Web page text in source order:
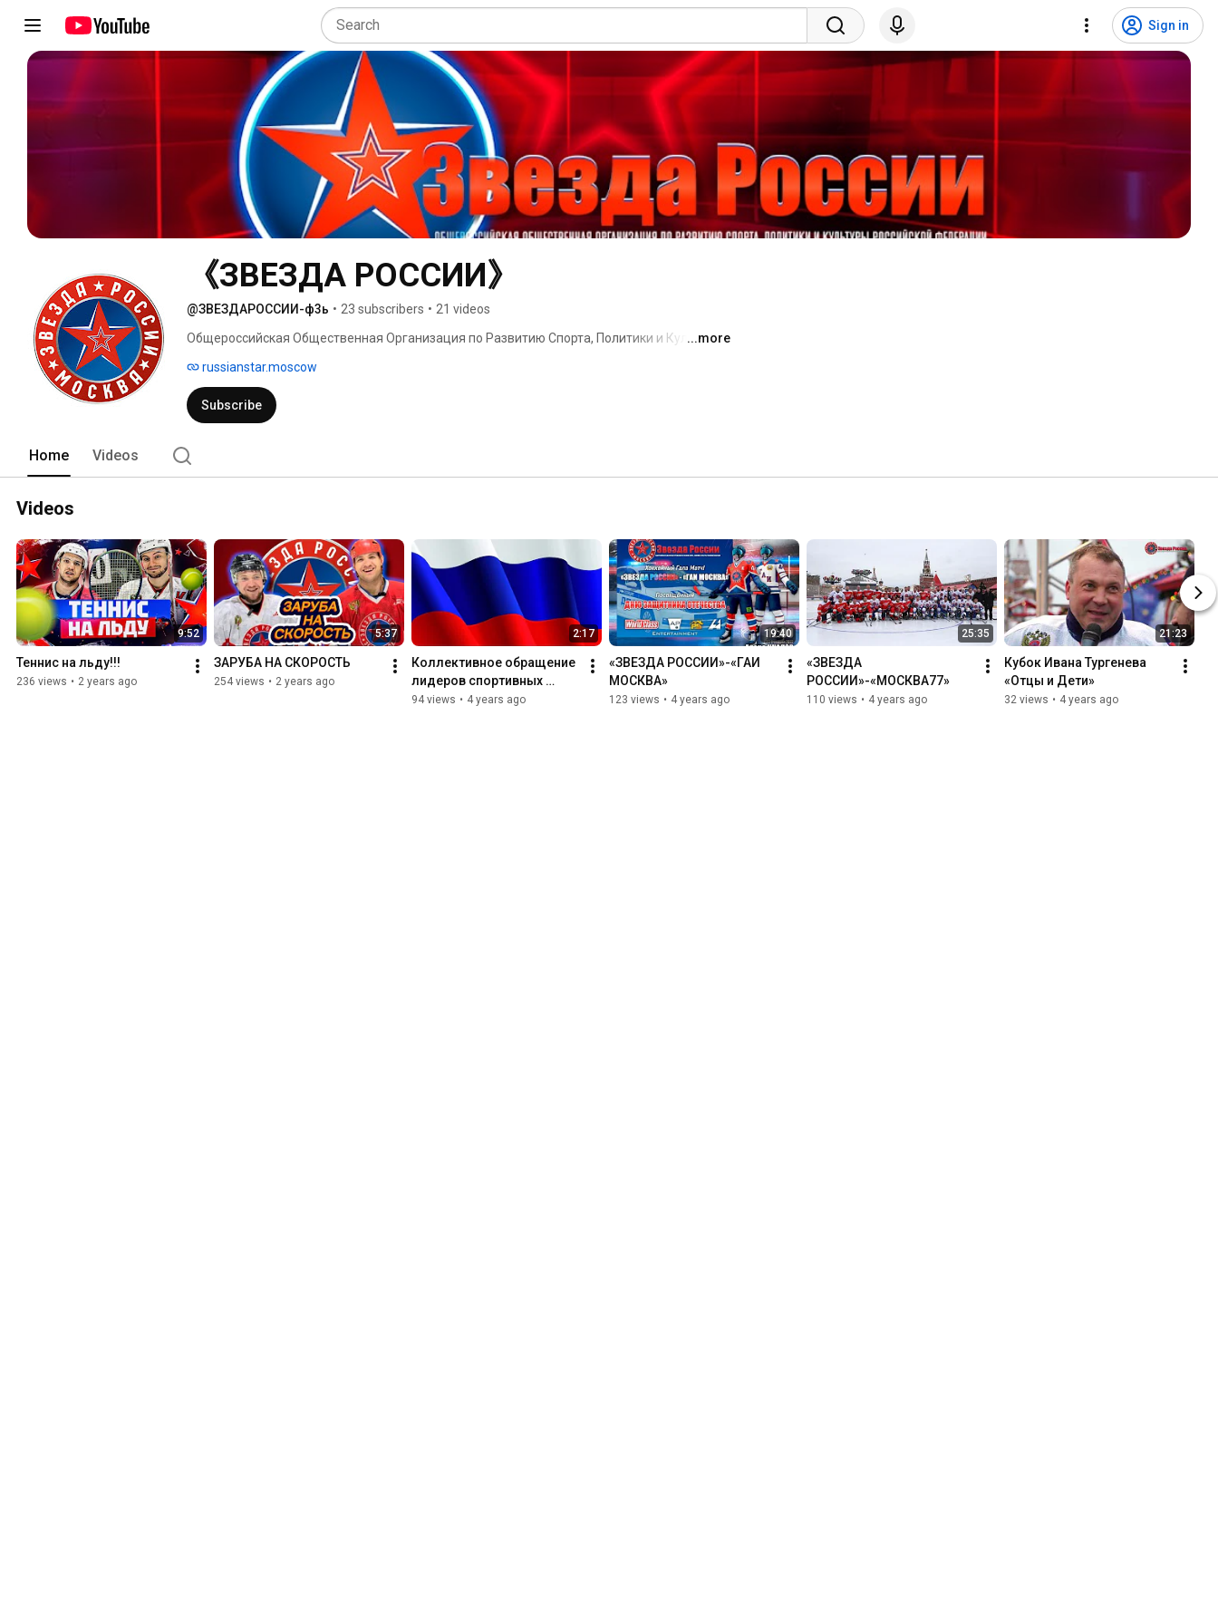
Sign in
《ЗВЕЗДА РОССИИ》
@ЗВЕЗДАРОССИИ-ф3ь • 23 subscribers • 21 videos
Общероссийская Общественная Организация по Развитию Спорта, Политики и Культуры
...more
russianstar.moscow
Subscribe
Home Videos
Videos
9:52
Теннис на льду!!!
236 views • 2 years ago
5:37
ЗАРУБА НА СКОРОСТЬ
254 views • 2 years ago
2:17
Коллективное обращение
лидеров спортивных
сообществ
94 views • 4 years ago
19:40
«ЗВЕЗДА РОССИИ»-«ГАИ
МОСКВА»
123 views • 4 years ago
25:35
«ЗВЕЗДА
РОССИИ»-«МОСКВА77»
110 views • 4 years ago
21:23
Кубок Ивана Тургенева
«Отцы и Дети»
32 views • 4 years ago